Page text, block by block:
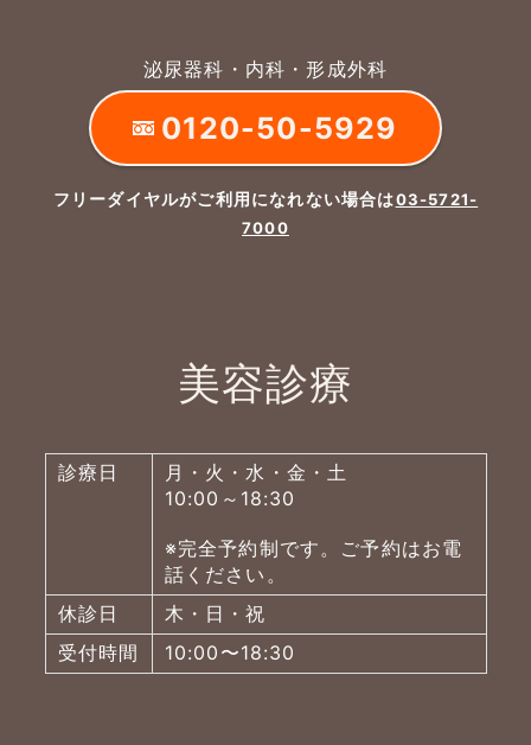
泌尿器科・内科・形成外科
0120-50-5929
フリーダイヤルがご利用になれない場合は03-5721-
7000
美容診療
診療日
月・火・水・金・土
10:00～18:30
※完全予約制です。ご予約はお電
話ください。
休診日
木・日・祝
受付時間
10:00〜18:30